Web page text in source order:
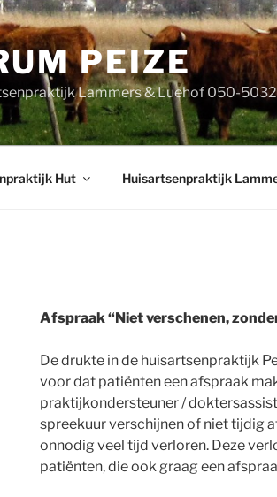
PEIZE
Lammers & Luehof 050-
Hut Huisartsenpraktijk
Afspraak “Niet verschenen,
De drukte in de huisartsenpraktijk
voor dat patiënten een afspraak
praktijkondersteuner /
spreekuur verschijnen of niet tijdig
onnodig veel tijd verloren. Deze
patiënten, die ook graag een